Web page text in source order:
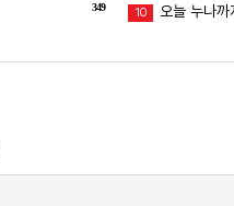
349 10 오늘 누나